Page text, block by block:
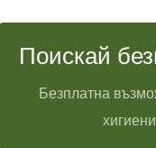
Поискай
Безплатна